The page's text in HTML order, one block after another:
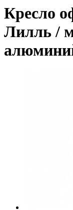
Кресло
Лилль /